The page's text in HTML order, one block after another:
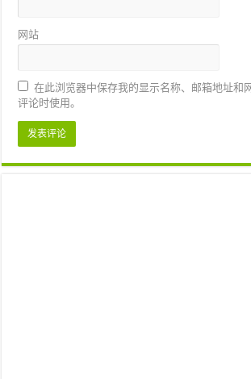
网站
在此浏览器中保存我的显示名称、邮箱地址和
评论时使用。